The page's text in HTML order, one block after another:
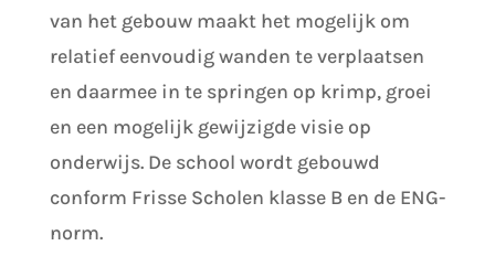
van het gebouw maakt het mogelijk om
relatief eenvoudig wanden te verplaatsen
en daarmee in te springen op krimp, groei
en een mogelijk gewijzigde visie op
onderwijs. De school wordt gebouwd
conform Frisse Scholen klasse B en de ENG-
norm.